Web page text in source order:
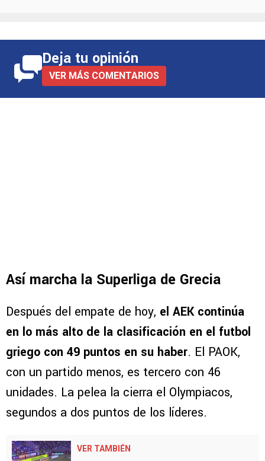
Deja tu opinión
VER MÁS COMENTARIOS
Así marcha la Superliga de Grecia
Después del empate de hoy, el AEK continúa
en lo más alto de la clasificación en el futbol
griego con 49 puntos en su haber. El PAOK,
con un partido menos, es tercero con 46
unidades. La pelea la cierra el Olympiacos,
segundos a dos puntos de los líderes.
VER TAMBIÉN